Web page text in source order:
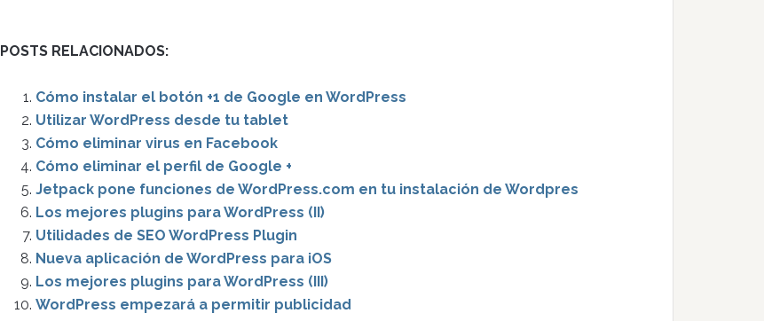
POSTS RELACIONADOS:
Cómo instalar el botón +1 de Google en WordPress
Utilizar WordPress desde tu tablet
Cómo eliminar virus en Facebook
Cómo eliminar el perfil de Google +
Jetpack pone funciones de WordPress.com en tu instalación de Wordpres
Los mejores plugins para WordPress (II)
Utilidades de SEO WordPress Plugin
Nueva aplicación de WordPress para iOS
Los mejores plugins para WordPress (III)
WordPress empezará a permitir publicidad